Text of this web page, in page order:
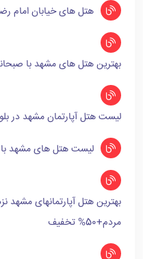
هتل های خیابان امام رضا 2+5+3+8+1 مشهد+50%
بهترین هتل های مشهد با صبحانه ناهار
لیست هتل آپارتمان مشهد در بلوار
لیست هتل های مشهد با سلف
بهترین هتل آپارتمانهای مشهد
مردم+50% تخفیف